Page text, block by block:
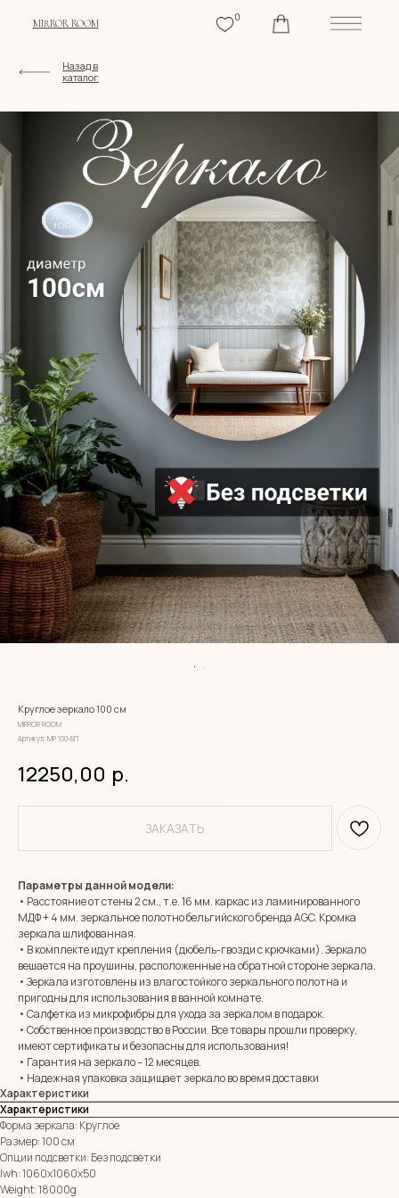
Круглое зеркало 100 см
MIRROR ROOM
Артикул:МР 100-БП
12250,00 р.
ЗАКАЗАТЬ
Параметры данной модели:
• Расстояние от стены 2 см., т.е. 16 мм. каркас из ламинированного
МДФ + 4 мм. зеркальное полотно бельгийского бренда AGC. Кромка
зеркала шлифованная.
• В комплекте идут крепления (дюбель-гвозди с крючками). Зеркало
вешается на проушины, расположенные на обратной стороне зеркала.
• Зеркала изготовлены из влагостойкого зеркального полотна и
пригодны для использования в ванной комнате.
• Салфетка из микрофибры для ухода за зеркалом в подарок.
• Собственное производство в России. Все товары прошли проверку,
имеют сертификаты и безопасны для использования!
• Гарантия на зеркало – 12 месяцев.
• Надежная упаковка защищает зеркало во время доставки
Характеристики
Характеристики
Форма зеркала: Круглое
Размер: 100 см
Опции подсветки: Без подсветки
lwh: 1060x1060x50
Weight: 18000g
MIRROR ROOM
+7 (961) 595-72-73
E-mail:
Адрес: 350037, г. Краснодар,
х. им. Ленина, ДНТ Виктория,
ул. Казачья, д. 2А
zerkala@ksk23.ru
Остались вопросы?
Оставь заявку и мы с Вами свяжемся